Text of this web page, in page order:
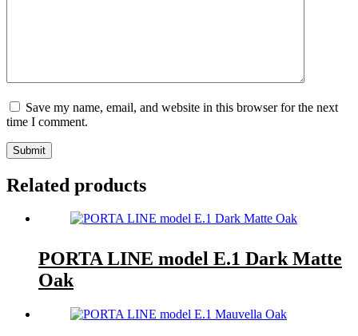
Save my name, email, and website in this browser for the next
time I comment.
Submit
Related products
PORTA LINE model E.1 Dark Matte
Oak